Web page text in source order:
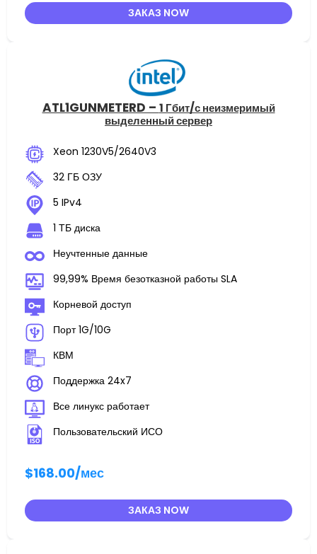
ЗАКАЗ NOW
ATL1GUNMETERD – 1 Гбит/с неизмеримый
выделенный сервер
Xeon 1230V5/2640V3
32 ГБ ОЗУ
5 IPv4
1 ТБ диска
Неучтенные данные
99,99% Время безотказной работы SLA
Корневой доступ
Порт 1G/10G
КВМ
Поддержка 24x7
Все линукс работает
Пользовательский ИСО
$168.00/мес
ЗАКАЗ NOW